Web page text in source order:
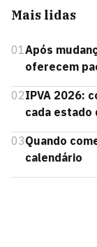
Mais lidas
01Após
oferecem
02IPVA 2026:
cada estado
03Quando
calendário